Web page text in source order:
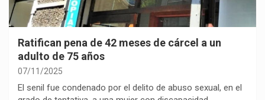
Ratifican pena de 42 meses de cárcel a un
adulto de 75 años
07/11/2025
El senil fue condenado por el delito de abuso sexual, en el